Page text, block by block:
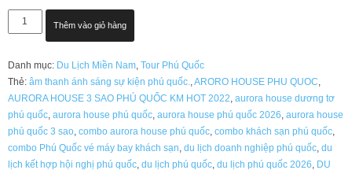
Aurora
House
Quốc
3
Sao
2026
|
Giá
Phòng
Thêm vào giỏ hàng
Danh mục: Du Lịch Miền Nam, Tour Phú Quốc
Thẻ: âm thanh ánh sáng sự kiện phú quốc.,ARORO HOUSE PHU QUOC,
AURORA HOUSE 3 SAO PHÚ QUỐC KM HOT 2022, aurora house dương tơ
phú quốc, aurora house phú quốc, aurora house phú quốc 2026, aurora house
phú quốc 3 sao, combo aurora house phú quốc, combo khách sạn phú quốc,
combo Phú Quốc vé máy bay khách sạn, du lịch doanh nghiệp phú quốc, du
lịch kết hợp hội nghị phú quốc, du lịch phú quốc, du lịch phú quốc 2026, DU